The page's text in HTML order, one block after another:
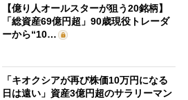
【億り人オールスターが狙う20銘柄】
「総資産69億円超」90歳現役トレーダ
ーから“10…
「キオクシアが再び株価10万円になる
日は遠い」資産3億円超のサラリーマン